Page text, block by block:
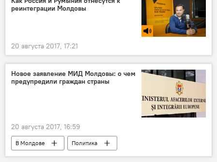
реинтеграции Молдовы
20 августа 2017, 17:21
Новое заявление МИД Молдовы: о чем
предупредили граждан страны
20 августа 2017, 16:59
В Молдове
Политика
предупреждение
МИДЕИ